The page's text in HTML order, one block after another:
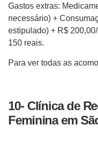
Gastos extras:
necessário) +
estipulado) + R$
150 reais.
Para ver todas as
10- Clínica de
Femininaem